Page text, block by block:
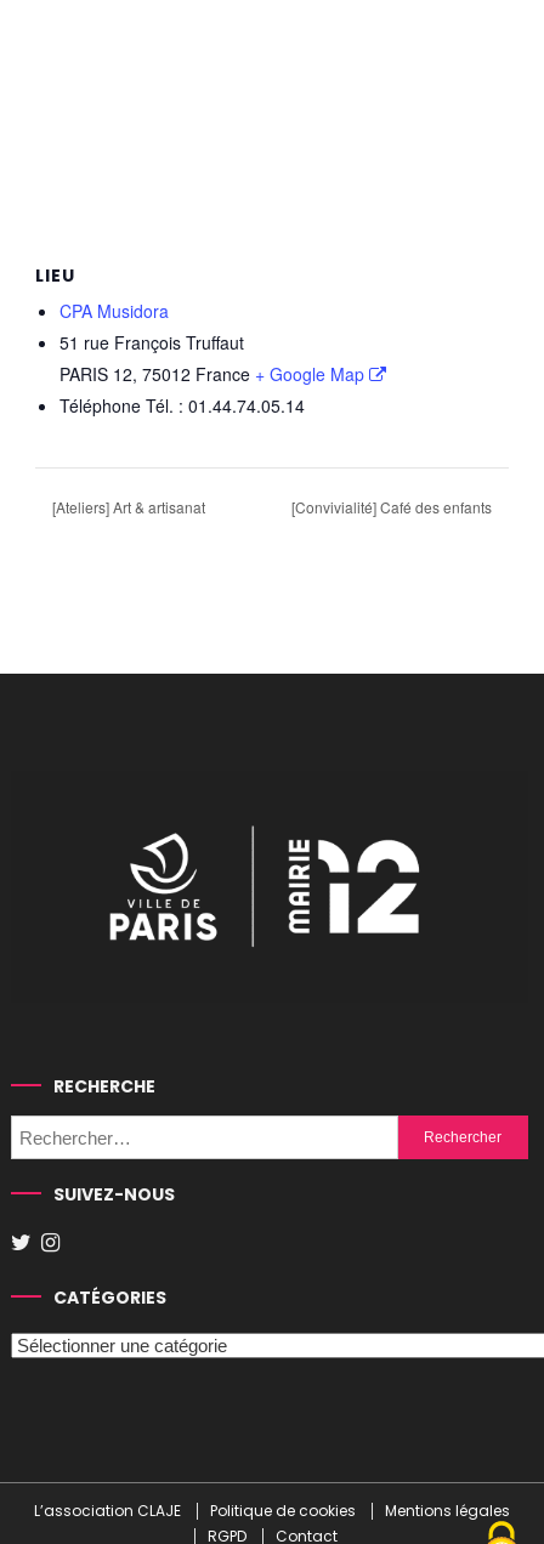
LIEU
CPA Musidora
51 rue François Truffaut
PARIS 12, 75012 France + Google Map
Téléphone Tél. : 01.44.74.05.14
[Ateliers] Art & artisanat [Convivialité] Café des enfants
RECHERCHE
Rechercher :
SUIVEZ-NOUS
CATÉGORIES
Catégories
L’association CLAJE Politique de cookies
Mentions légales
RGPD
Contact